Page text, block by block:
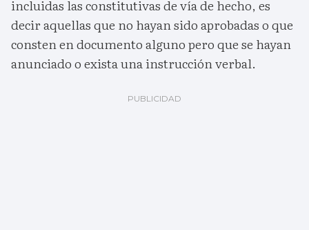
incluidas las constitutivas de vía de hecho, es
decir aquellas que no hayan sido aprobadas o que
consten en documento alguno pero que se hayan
anunciado o exista una instrucción verbal.